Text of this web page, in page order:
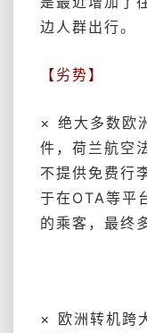
边人群出行。
【劣势】
× 绝大多数欧
件，荷兰航空
不提供免费行
于在OTA等平
的乘客，最终
× 欧洲转机跨